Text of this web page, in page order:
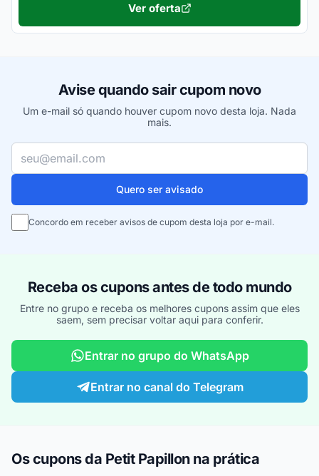
Ver oferta
Avise quando sair cupom novo
Um e-mail só quando houver cupom novo desta loja. Nada
mais.
Seu e-mail
Quero ser avisado
Concordo em receber avisos de cupom desta loja por e-mail.
Receba os cupons antes de todo mundo
Entre no grupo e receba os melhores cupons assim que eles
saem, sem precisar voltar aqui para conferir.
Entrar no grupo do WhatsApp
Entrar no canal do Telegram
Os cupons da Petit Papillon na prática